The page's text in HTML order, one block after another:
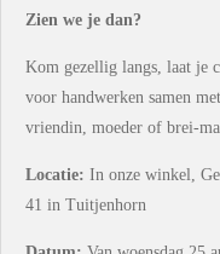
Zien we je dan?
Kom gezellig langs, laat je
voor handwerken samen
vriendin, moeder of brei-
Locatie: In onze winkel,
41 in Tuitjenhorn